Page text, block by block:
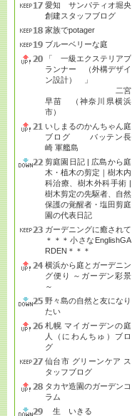
愛知 サンパティオ堀央
創建スタッフブログ
家族でpotager
ブルーベリーな庭
「 一級エクステリアプ
ランナー （外構デザイ
ン設計） 」
二宮
早苗 （神奈川県横浜
市）
いしまるのかんちゃん庭
ブログ バッテン長
崎 軍艦島
剪庭園日記 | 広島から庭
木・植木の剪定｜樹木内
科治療、樹木外科手術 |
樹木剪定の先駆者、自然
保護の覚醒者・塩田剪庭
園の代表日記
ガーデニングに癒されて
＊＊＊小さなEnglishGA
RDEN＊＊＊
横浜から庭とガーデニン
グ便り ～ガーデン彩景
～
野々島の自然と友になり
たい
札幌 マイガーデンの庭
人（にわんちゅ）ブロ
グ
仙台市 グリーンケア ス
タッフブログ
タカヤ造園のガーデンコ
ラム
生 いきる